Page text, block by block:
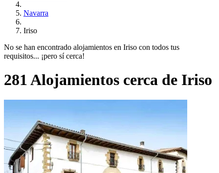
Navarra
Iriso
No se han encontrado alojamientos en Iriso con todos tus
requisitos... ¡pero sí cerca!
281 Alojamientos cerca de Iriso